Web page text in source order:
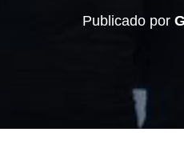
Publicado por